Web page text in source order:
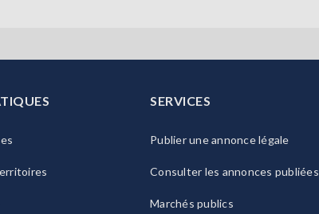
SERVICES
Publier une annonce légale
Consulter les annonces publiées
Marchés publics